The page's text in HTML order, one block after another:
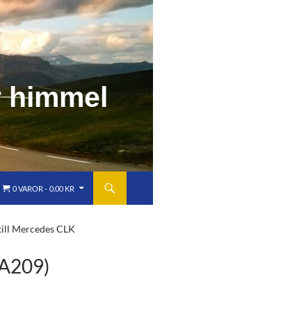
himmel
0 VAROR 0.00 KR
Mercedes CLK